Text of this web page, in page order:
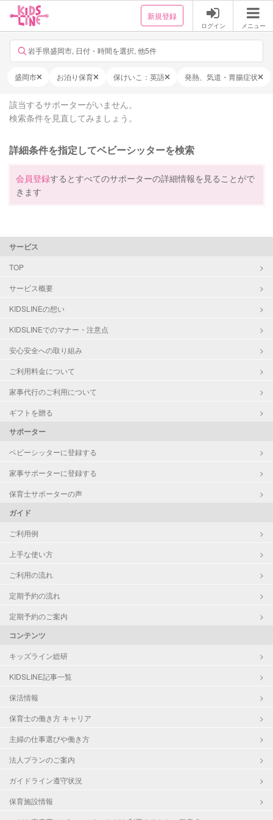
新規登録
ログイン メニュー
岩手県盛岡市, 日付・時間を選択, 他5件
盛岡市 お泊り保育 保けいこ：英語 発熱、気道・胃腸症状
該当するサポーターがいません。
検索条件を見直してみましょう。
詳細条件を指定してベビーシッターを検索
会員登録するとすべてのサポーターの詳細情報を見ることがで
きます
サービス
TOP
サービス概要
KIDSLINEの想い
KIDSLINEでのマナー・注意点
安心安全への取り組み
ご利用料金について
家事代行のご利用について
ギフトを贈る
サポーター
ベビーシッターに登録する
家事サポーターに登録する
保育士サポーターの声
ガイド
ご利用例
上手な使い方
ご利用の流れ
定期予約の流れ
定期予約のご案内
コンテンツ
キッズライン総研
KIDSLINE記事一覧
保活情報
保育士の働き方 キャリア
主婦の仕事選びや働き方
法人プランのご案内
ガイドライン遵守状況
保育施設情報